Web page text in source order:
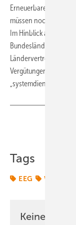
Erneuerbare
müssen noch durchs
Im Hinblick auf
Bundesländer Bayern
Ländervertretung ein,
Vergütungen für
„systemdienlicher
Tags
EEG
Keine Zeit?